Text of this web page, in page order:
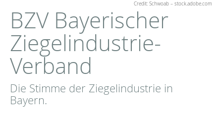
Credit: Schwoab – stock.adobe.com
BZV Bayerischer
Ziegelindustrie-
Verband
Die Stimme der Ziegelindustrie in
Bayern.